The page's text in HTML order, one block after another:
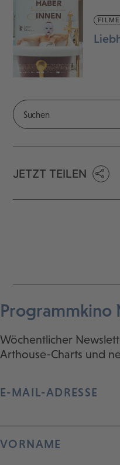
FILME
JETZT TEILEN
Programmkino
Wöchentlicher
Arthouse-Charts und
E-MAIL-ADRESSE
VORNAME